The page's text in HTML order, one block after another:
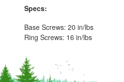
Specs:
Base Screws: 20 in/lbs
Ring Screws: 16 in/lbs